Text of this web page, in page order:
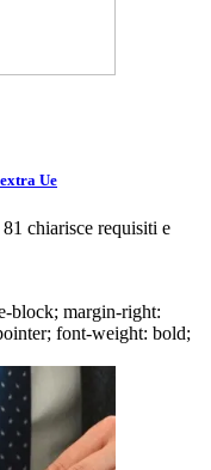
Ue
chiarisce requisiti e
block; margin-right:
font-weight: bold;